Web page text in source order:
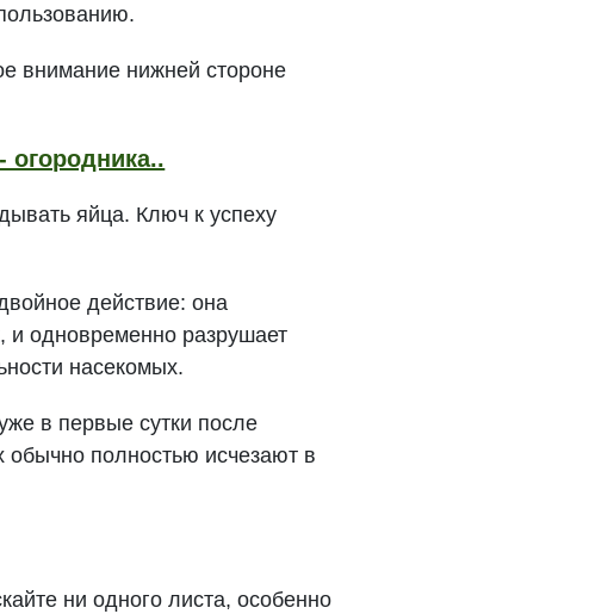
внимание нижней стороне
яйца. Ключ к успеху
действие: она
и одновременно разрушает
насекомых.
в первые сутки после
полностью исчезают в
ни одного листа, особенно